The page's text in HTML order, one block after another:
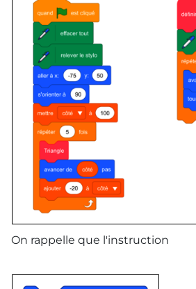
On rappelle que l'instruction